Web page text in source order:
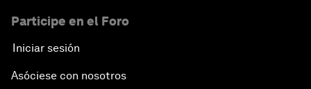
Participe en el Foro
Iniciar sesión
Asóciese con nosotros